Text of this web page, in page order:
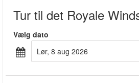
Tur til det Royale
Vælg dato
lør, 8 aug 2026